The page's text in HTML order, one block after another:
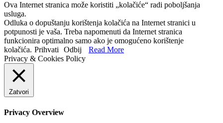
Ova Internet stranica može koristiti „kolačiće“ radi poboljšanja
usluga.
Odluka o dopuštanju korištenja kolačića na Internet stranici u
potpunosti je vaša. Treba napomenuti da Internet stranica
funkcionira optimalno samo ako je omogućeno korištenje
kolačića. Prihvati Odbij
Read More
Privacy & Cookies Policy
Zatvori
Privacy Overview